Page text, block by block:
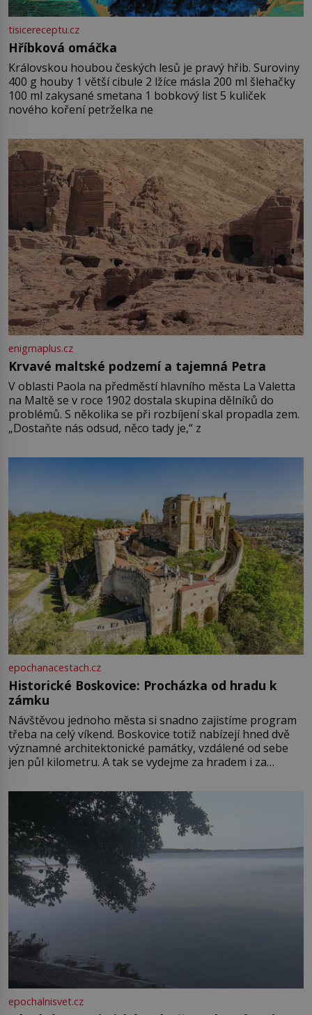
tisicereceptu.cz
Hříbková omáčka
Královskou houbou českých lesů je pravý hřib. Suroviny
400 g houby 1 větší cibule 2 lžíce másla 200 ml šlehačky
100 ml zakysané smetana 1 bobkový list 5 kuliček
nového koření petrželka ne
enigmaplus.cz
Krvavé maltské podzemí a tajemná Petra
V oblasti Paola na předměstí hlavního města La Valetta
na Maltě se v roce 1902 dostala skupina dělníků do
problémů. S několika se při rozbíjení skal propadla zem.
„Dostaňte nás odsud, něco tady je,“ z
epochanacestach.cz
Historické Boskovice: Procházka od hradu k
zámku
Návštěvou jednoho města si snadno zajistíme program
třeba na celý víkend. Boskovice totiž nabízejí hned dvě
významné architektonické památky, vzdálené od sebe
jen půl kilometru. A tak se vydejme za hradem i za
Boskovice na okraji Drahanské vrchoviny vznikla někdy
ve13. století, a už v roce 1313 kronikáři zaznamenali
epochalnisvet.cz